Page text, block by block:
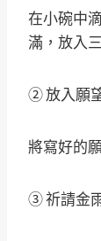
在小碗中
滿，放入
② 放入願
將寫好的
③ 祈請金